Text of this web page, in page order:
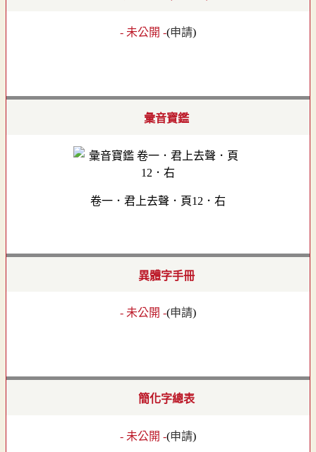
- 未公開 -(申請)
彙音寶鑑
卷一．君上去聲．頁12．右
異體字手冊
- 未公開 -(申請)
簡化字總表
- 未公開 -(申請)